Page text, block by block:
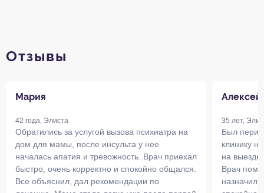
Отзывы
Мария
42 года, Элиста
Обратились за услугой вызова психиатра на
дом для мамы, после инсульта у нее
началась апатия и тревожность. Врач приехал
быстро, очень корректно и спокойно общался.
Все объяснил, дал рекомендации по
Алексей
35 лет,
Был
клинику
на
Врач
назначил